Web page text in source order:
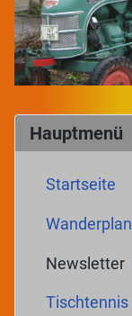
Hauptmenü
Startseite
Wanderplan
Newsletter
Tischtennis